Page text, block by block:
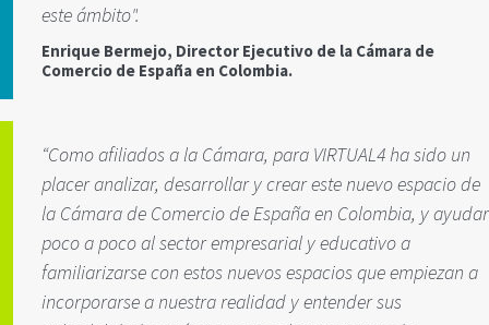
este ámbito".
Enrique Bermejo, Director Ejecutivo de la Cámara de
Comercio de España en Colombia.
“Como afiliados a la Cámara, para VIRTUAL4 ha sido un
placer analizar, desarrollar y crear este nuevo espacio de
la Cámara de Comercio de España en Colombia, y ayudar
poco a poco al sector empresarial y educativo a
familiarizarse con estos nuevos espacios que empiezan a
incorporarse a nuestra realidad y entender sus